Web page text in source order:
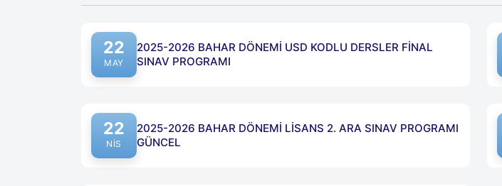
22
MAY
2025-2026 BAHAR DÖNEMİ USD KODLU DERSLER FİNAL
SINAV PROGRAMI
22
NIS
2025-2026 BAHAR DÖNEMİ LİSANS 2. ARA SINAV PROGRAMI
GÜNCEL